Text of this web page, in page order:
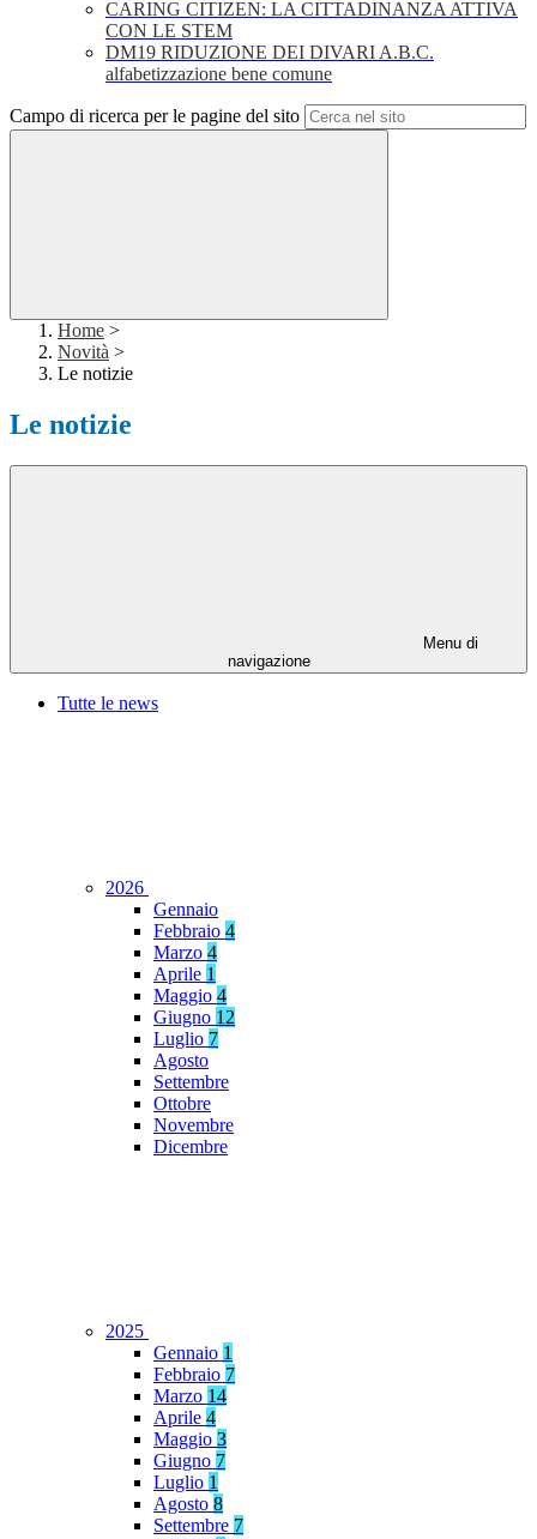
CARING CITIZEN: LA CITTADINANZA ATTIVA
CON LE STEM
DM19 RIDUZIONE DEI DIVARI A.B.C.
alfabetizzazione bene comune
Campo di ricerca per le pagine del sito
Home >
Novità >
Le notizie
Le notizie
Menu di
navigazione
Tutte le news
2026
Gennaio
Febbraio 4
Marzo 4
Aprile 1
Maggio 4
Giugno 12
Luglio 7
Agosto
Settembre
Ottobre
Novembre
Dicembre
2025
Gennaio 1
Febbraio 7
Marzo 14
Aprile 4
Maggio 3
Giugno 7
Luglio 1
Agosto 8
Settembre 7